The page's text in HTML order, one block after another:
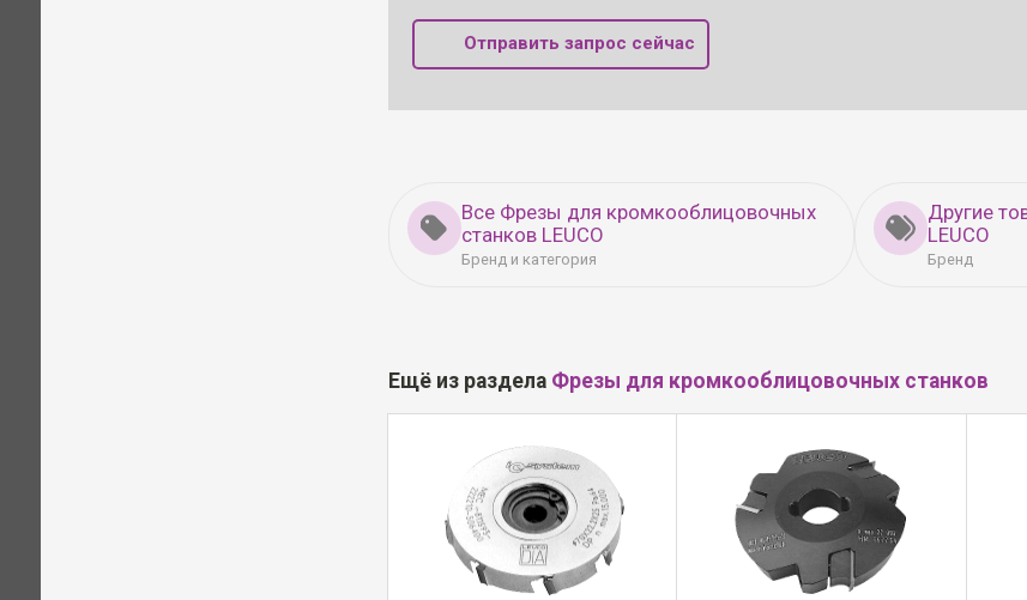
Отправить запрос сейчас
Все Фрезы для кромкооблицовочных
станков LEUCO
Бренд и категория
Другие
LEUCO
Бренд
Ещё из раздела Фрезы для кромкооблицовочных станков